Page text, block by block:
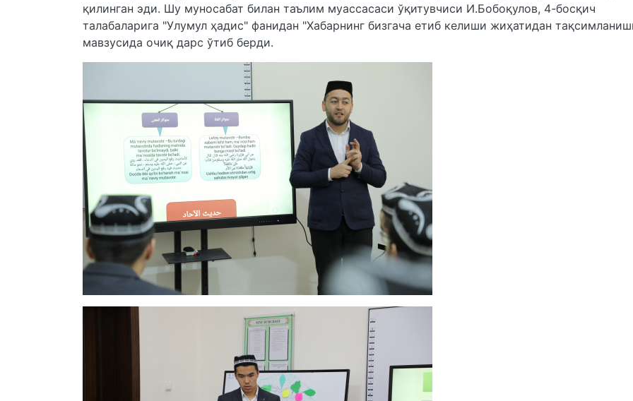
қилинган эди. Шу муносабат билан таълим муассасаси ўқитувчиси И.Бобоқулов, 4-босқич
талабаларига "Улумул ҳадис" фанидан "Хабарнинг бизгача етиб келиши жиҳатидан
мавзусида очиқ дарс ўтиб берди.